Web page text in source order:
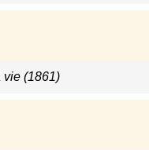
vie (1861)